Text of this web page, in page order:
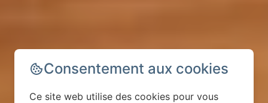
Consentement aux cookies
Ce site web utilise des cookies pour vous